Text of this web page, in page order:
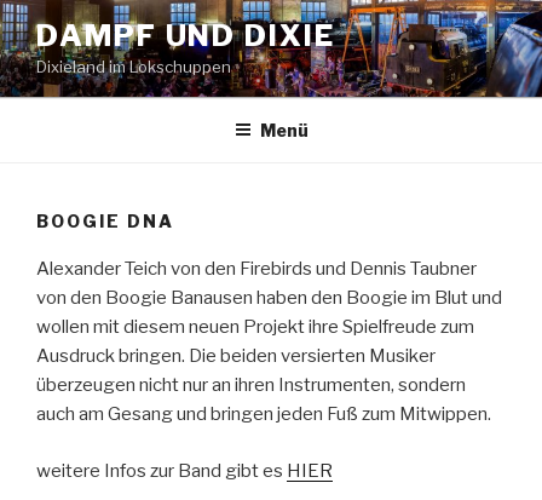
Zum
Inhalt
springen
DAMPF UND DIXIE
Dixieland im Lokschuppen
Menü
BOOGIE DNA
Alexander Teich von den Firebirds und Dennis Taubner
von den Boogie Banausen haben den Boogie im Blut und
wollen mit diesem neuen Projekt ihre Spielfreude zum
Ausdruck bringen. Die beiden versierten Musiker
überzeugen nicht nur an ihren Instrumenten, sondern
auch am Gesang und bringen jeden Fuß zum Mitwippen.
weitere Infos zur Band gibt es HIER